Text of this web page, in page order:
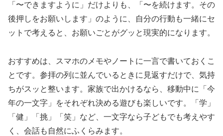
「〜できますように」だけよりも、「〜を続けます。その
後押しをお願いします」のように、自分の行動も一緒にセ
ットで考えると、お願いごとがグッと現実的になります。
おすすめは、スマホのメモやノートに一言で書いておくこ
とです。参拝の列に並んでいるときに見返すだけで、気持
ちがスッと整います。家族で出かけるなら、移動中に「今
年の一文字」をそれぞれ決める遊びも楽しいです。「学」
「健」「挑」「笑」など、一文字なら子どもでも考えやす
く、会話も自然にふくらみます。